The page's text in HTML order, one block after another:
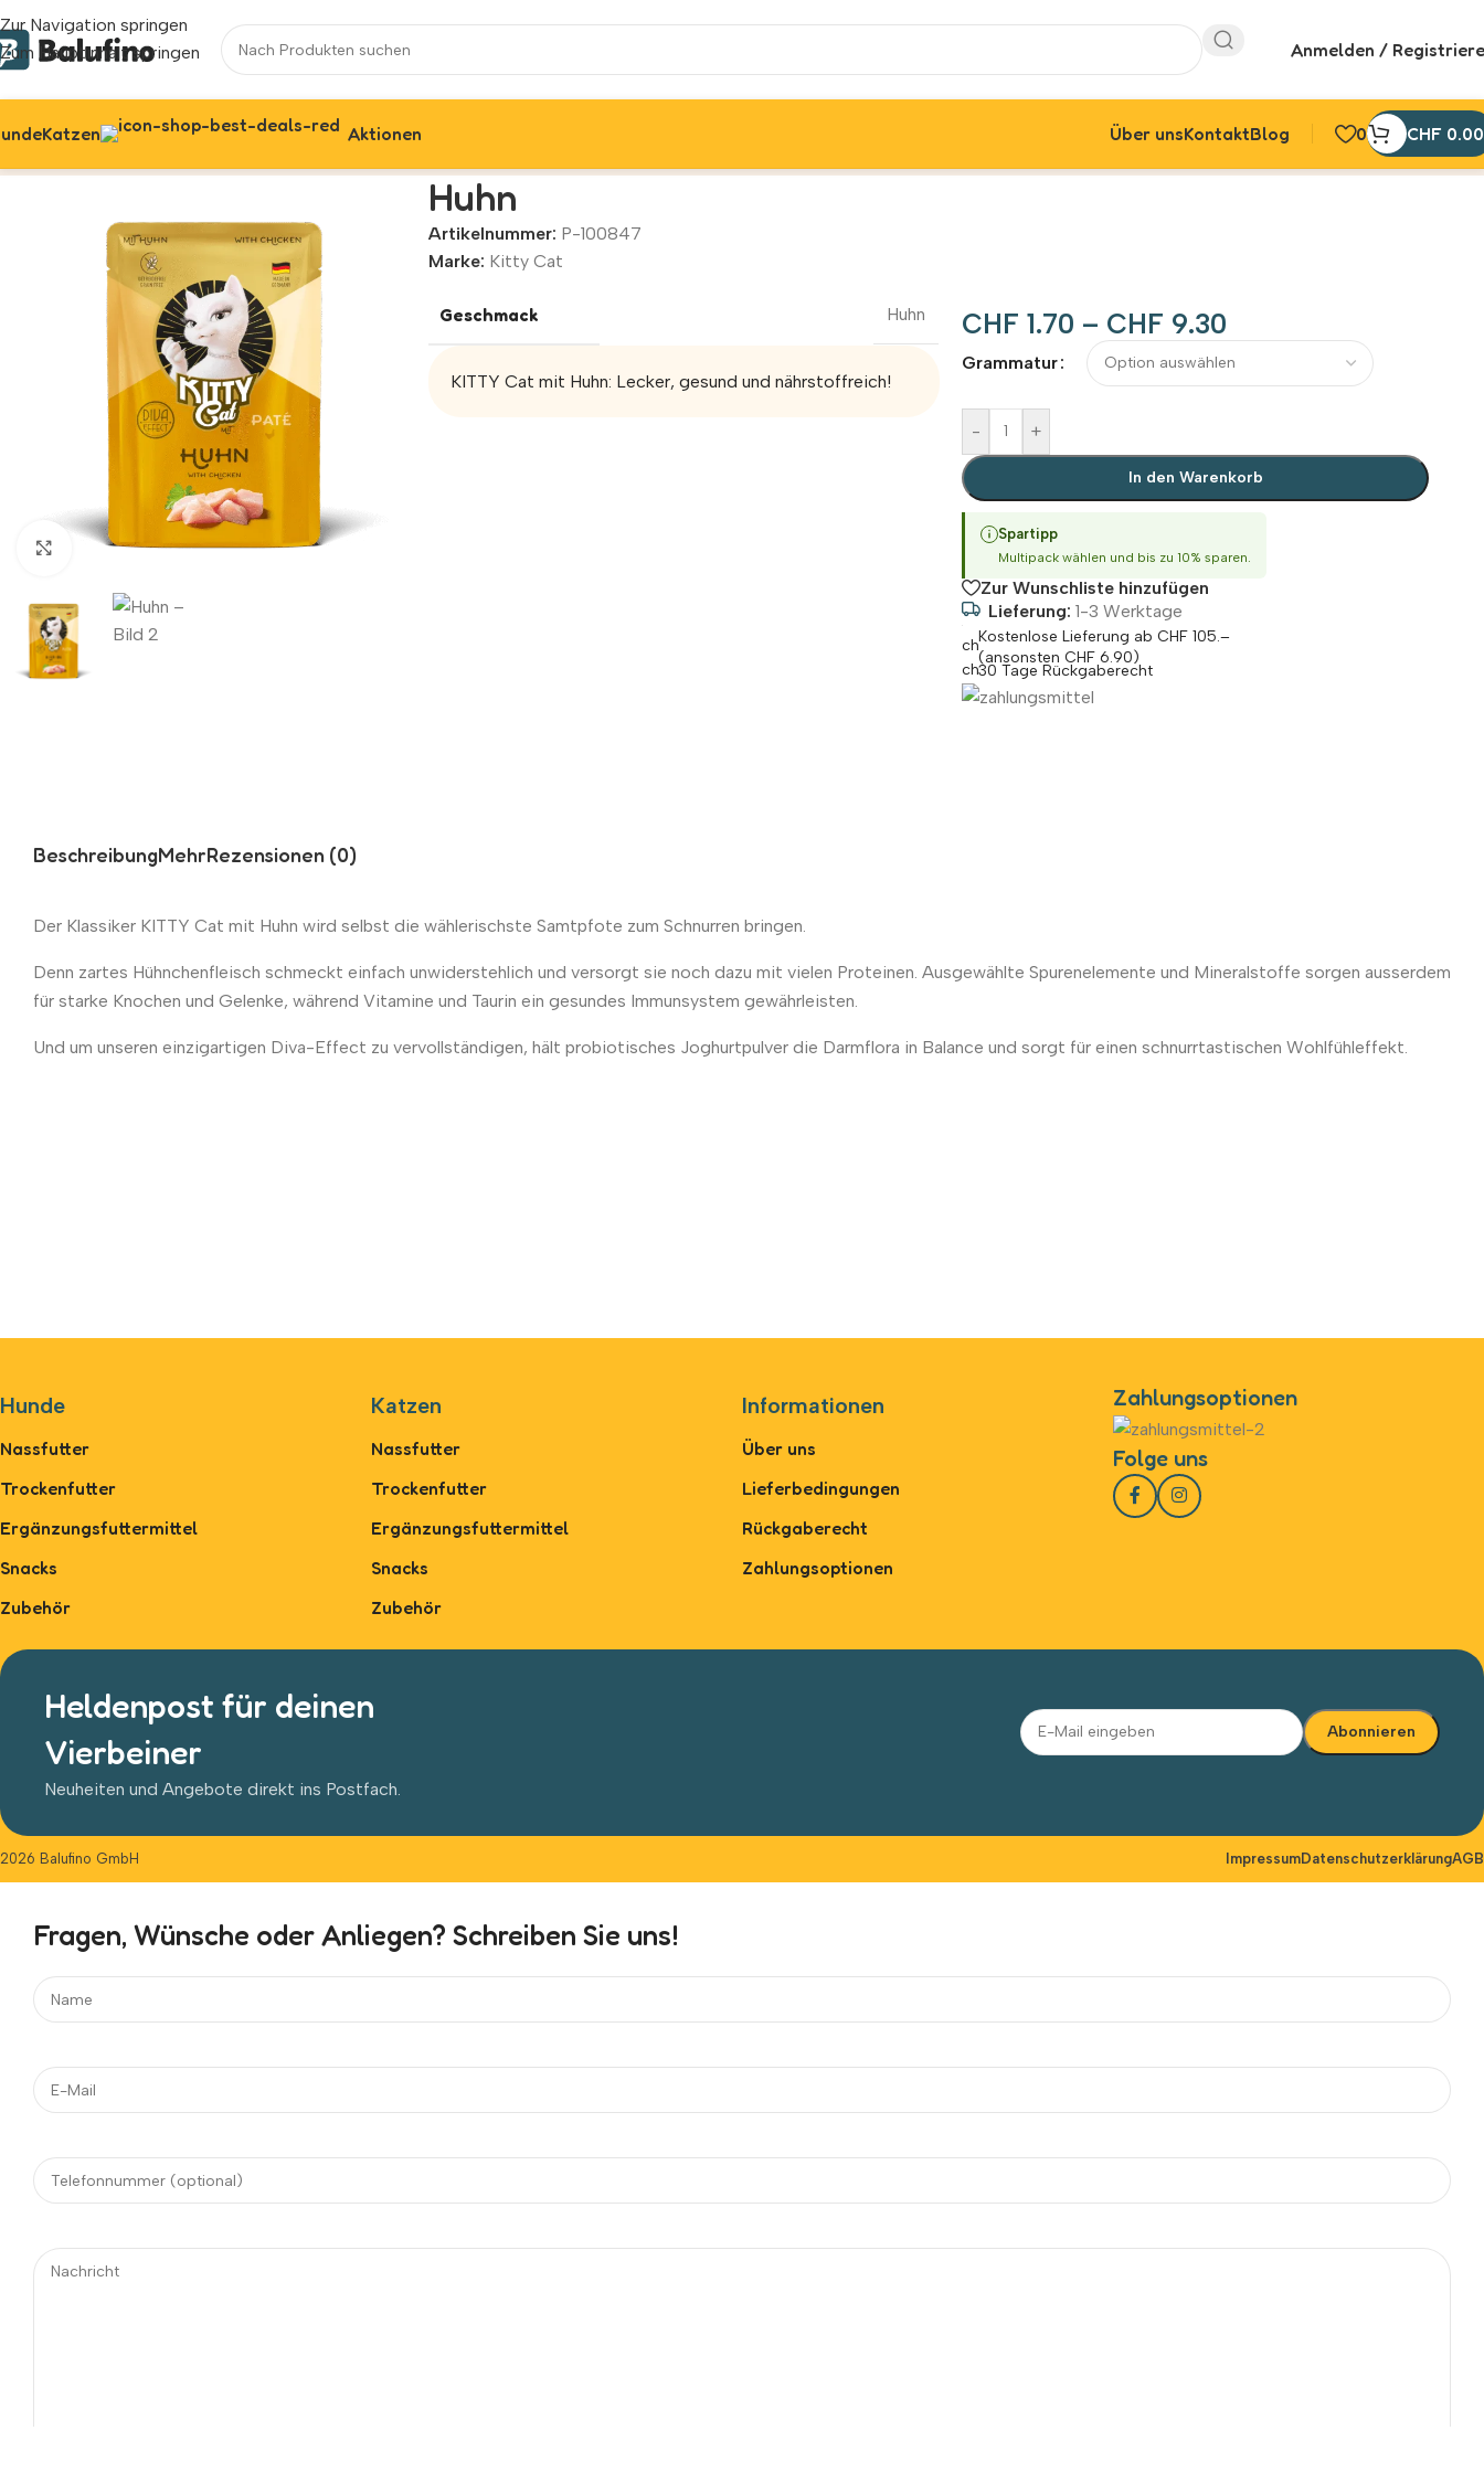
Zur Navigation springen
Zum Hauptinhalt springen
Anmelden /
Katzen Aktionen Über unsKontaktBlog 0 CHF 0.00
Zum Vergrößern klicken
Huhn
Artikelnummer: P-100847
Marke: Kitty Cat
Geschmack Huhn
KITTY Cat mit Huhn: Lecker, gesund und nährstoffreich!
CHF 1.70 – CHF 9.30
Grammatur
- +
In den Warenkorb
Spartipp
Multipack wählen und bis zu 10% sparen.
Zur Wunschliste hinzufügen
Lieferung: 1-3 Werktage
Kostenlose Lieferung ab CHF 105.–
(ansonsten CHF 6.90)
30 Tage Rückgaberecht
BeschreibungMehrRezensionen (0)
Der Klassiker KITTY Cat mit Huhn wird selbst die wählerischste Samtpfote zum Schnurren bringen.
Denn zartes Hühnchenfleisch schmeckt einfach unwiderstehlich und versorgt sie noch dazu mit vielen Proteinen. Ausgewählte Spurenelemente und Mineralstoffe sorgen ausserdem
für starke Knochen und Gelenke, während Vitamine und Taurin ein gesundes Immunsystem gewährleisten.
Und um unseren einzigartigen Diva-Effect zu vervollständigen, hält probiotisches Joghurtpulver die Darmflora in Balance und sorgt für einen schnurrtastischen Wohlfühleffekt.
Hunde
Nassfutter
Trockenfutter
Ergänzungsfuttermittel
Snacks
Zubehör
Katzen
Nassfutter
Trockenfutter
Ergänzungsfuttermittel
Snacks
Zubehör
Informationen
Über uns
Lieferbedingungen
Rückgaberecht
Zahlungsoptionen
Zahlungsoptionen
Folge uns
Heldenpost für deinen
Vierbeiner
Neuheiten und Angebote direkt ins Postfach.
2026 Balufino GmbH ImpressumDatenschutzerklärungAGB
Fragen, Wünsche oder Anliegen? Schreiben Sie uns!